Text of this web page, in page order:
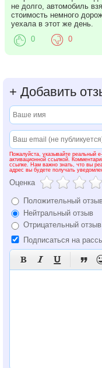
не долго, автомобиль
стоимость немного
уехала в этот же день.
0 0
+ Добавить
Пожалуйста, указывайте реальный
активационной ссылкой.
ссылке. Нам важно знать, что вы
адрес вы будете получать
Оценка
Положительный
Нейтральный отзыв
Отрицательный отзыв
Подписаться на
   